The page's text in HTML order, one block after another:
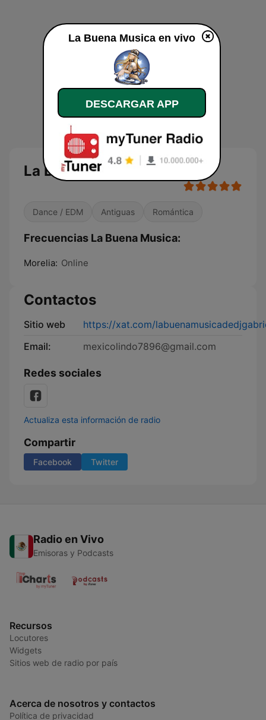
La Buena Musica en vivo
Dance / EDM Antiguas Romántica
Frecuencias La Buena Musica:
Morelia: Online
Contactos
Sitio web
https://xat.com/
Email:
mexicolindo7896@gmail.com
Redes sociales
Actualiza esta información de radio
Compartir
Facebook Twitter
Radio en Vivo
Emisoras y Podcasts
Recursos
Locutores
Widgets
Sitios web de radio por país
Acerca de nosotros y contactos
Política de privacidad
La Buena Musica en vivo
DESCARGAR APP